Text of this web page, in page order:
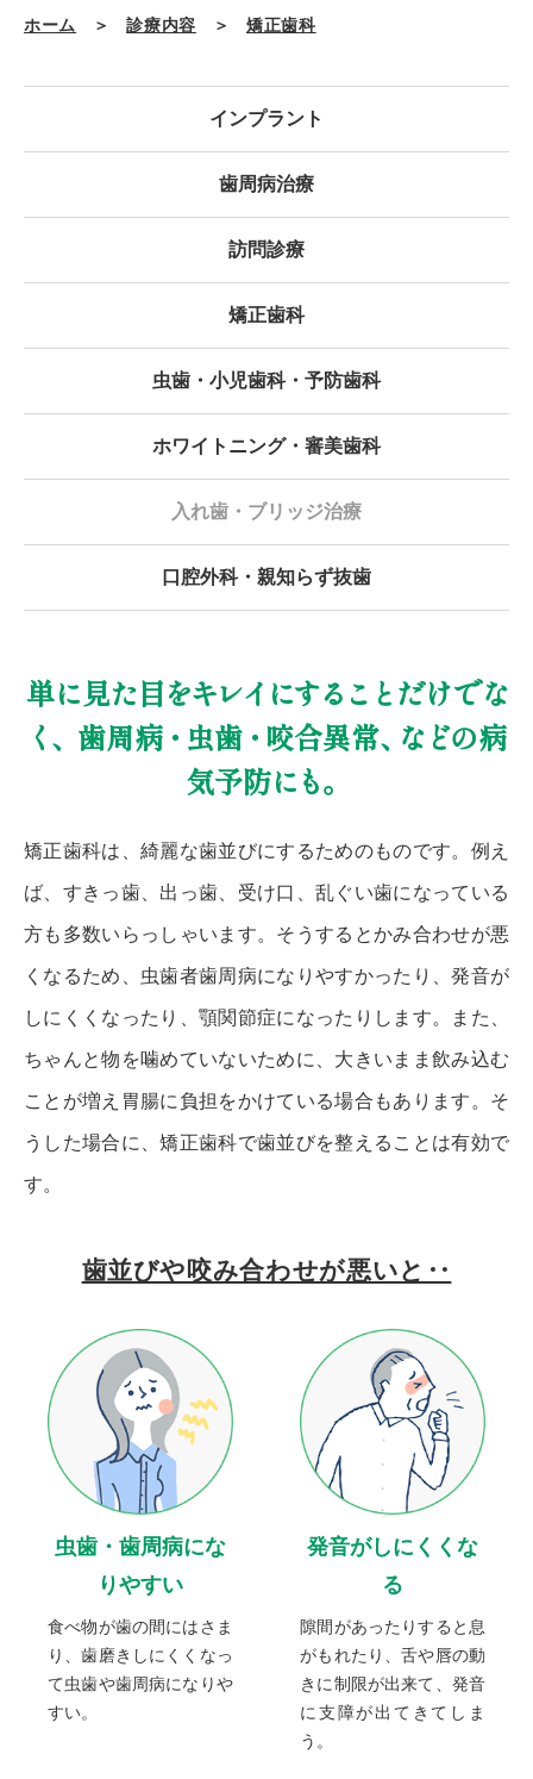
ホーム ＞診療内容 ＞ 矯正歯科
インプラント
歯周病治療
訪問診療
矯正歯科
虫歯・小児歯科・予防歯科
ホワイトニング・審美歯科
入れ歯・ブリッジ治療
口腔外科・親知らず抜歯
単に見た目をキレイにすることだけでな
く、 歯周病・ 虫歯・ 咬合異常、 などの病
気予防にも。
矯正歯科は、綺麗な歯並びにするためのものです。例え
ば、すきっ歯、出っ歯、受け口、乱ぐい歯になっている
方も多数いらっしゃいます。そうするとかみ合わせが悪
くなるため、虫歯者歯周病になりやすかったり、発音が
しにくくなったり、顎関節症になったりします。また、
ちゃんと物を噛めていないために、大きいまま飲み込む
ことが増え胃腸に負担をかけている場合もあります。そ
うした場合に、矯正歯科で歯並びを整えることは有効で
す。
歯並びや咬み合わせが悪いと‥
虫歯・歯周病にな
りやすい
食べ物が歯の間にはさま
り、歯磨きしにくくなっ
て虫歯や歯周病になりや
すい。
発音がしにくくな
る
隙間があったりすると息
がもれたり、舌や唇の動
きに制限が出来て、発音
に支障が出てきてしま
う。